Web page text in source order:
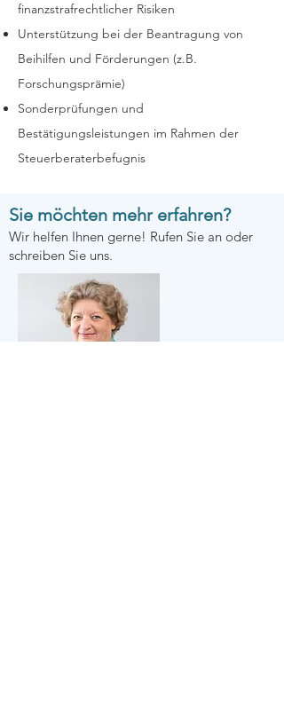
finanzstrafrechtlicher Risiken
Unterstützung bei der Beantragung von
Beihilfen und Förderungen (z.B.
Forschungsprämie)
Sonderprüfungen und
Bestätigungsleistungen im Rahmen der
Steuerberaterbefugnis
Sie möchten mehr erfahren?
Wir helfen Ihnen gerne! Rufen Sie an oder
schreiben Sie uns.